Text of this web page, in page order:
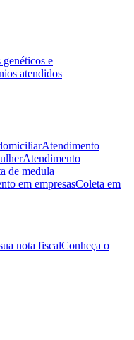
genéticos e
atendidos
Atendimento
Atendimento
de medula
em empresasColeta em
nota fiscalConheça o